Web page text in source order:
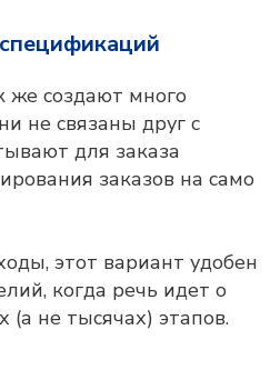
же создают много
не связаны друг с
для заказа
заказов на само
этот вариант удобен
когда речь идет о
(а не тысячах) этапов.